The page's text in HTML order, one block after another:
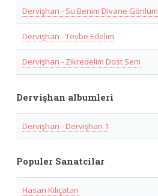
Dervişhan - Su Benim Divane Gönlüm
Dervişhan - Tövbe Edelim
Dervişhan - Zikredelim Dost Seni
Dervişhan albumleri
Dervişhan - Dervişhan 1
Populer Sanatcilar
Hasan Kılıçatan